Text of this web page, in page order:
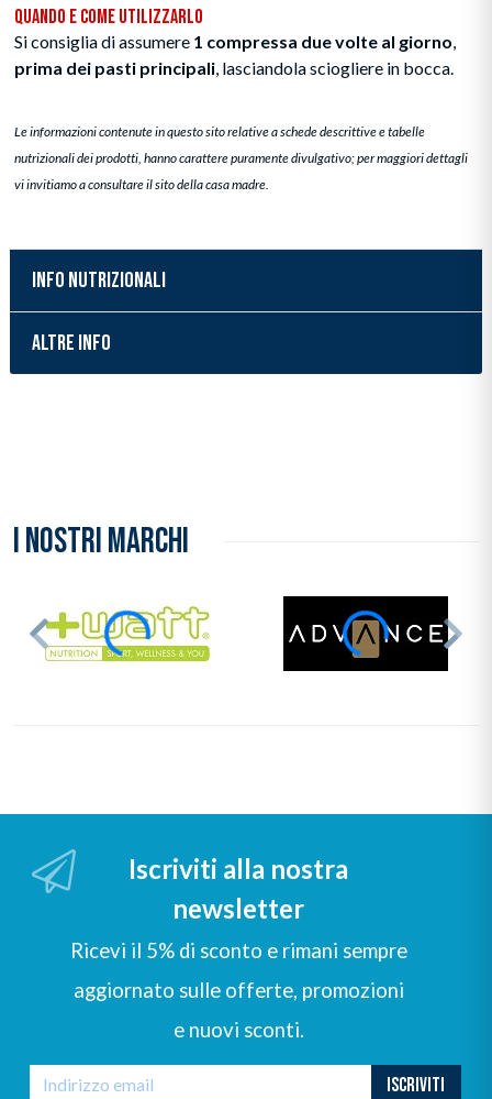
Quando e Come Utilizzarlo
Si consiglia di assumere 1 compressa due volte al giorno,
prima dei pasti principali, lasciandola sciogliere in bocca.
Le informazioni contenute in questo sito relative a schede descrittive e tabelle
nutrizionali dei prodotti, hanno carattere puramente divulgativo; per maggiori dettagli
vi invitiamo a consultare il sito della casa madre.
INFO NUTRIZIONALI
ALTRE INFO
I NOSTRI MARCHI
Iscriviti alla nostra
newsletter
Ricevi il 5% di sconto e rimani sempre
aggiornato sulle offerte, promozioni
e nuovi sconti.
ISCRIVITI